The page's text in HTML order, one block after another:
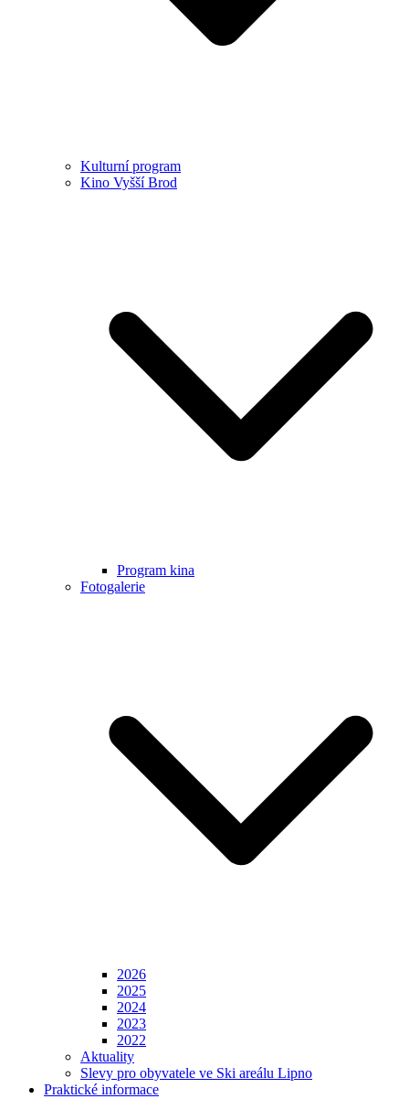
Kulturní program
Kino Vyšší Brod
Program kina
Fotogalerie
2026
2025
2024
2023
2022
Aktuality
Slevy pro obyvatele ve Ski areálu Lipno
Praktické informace